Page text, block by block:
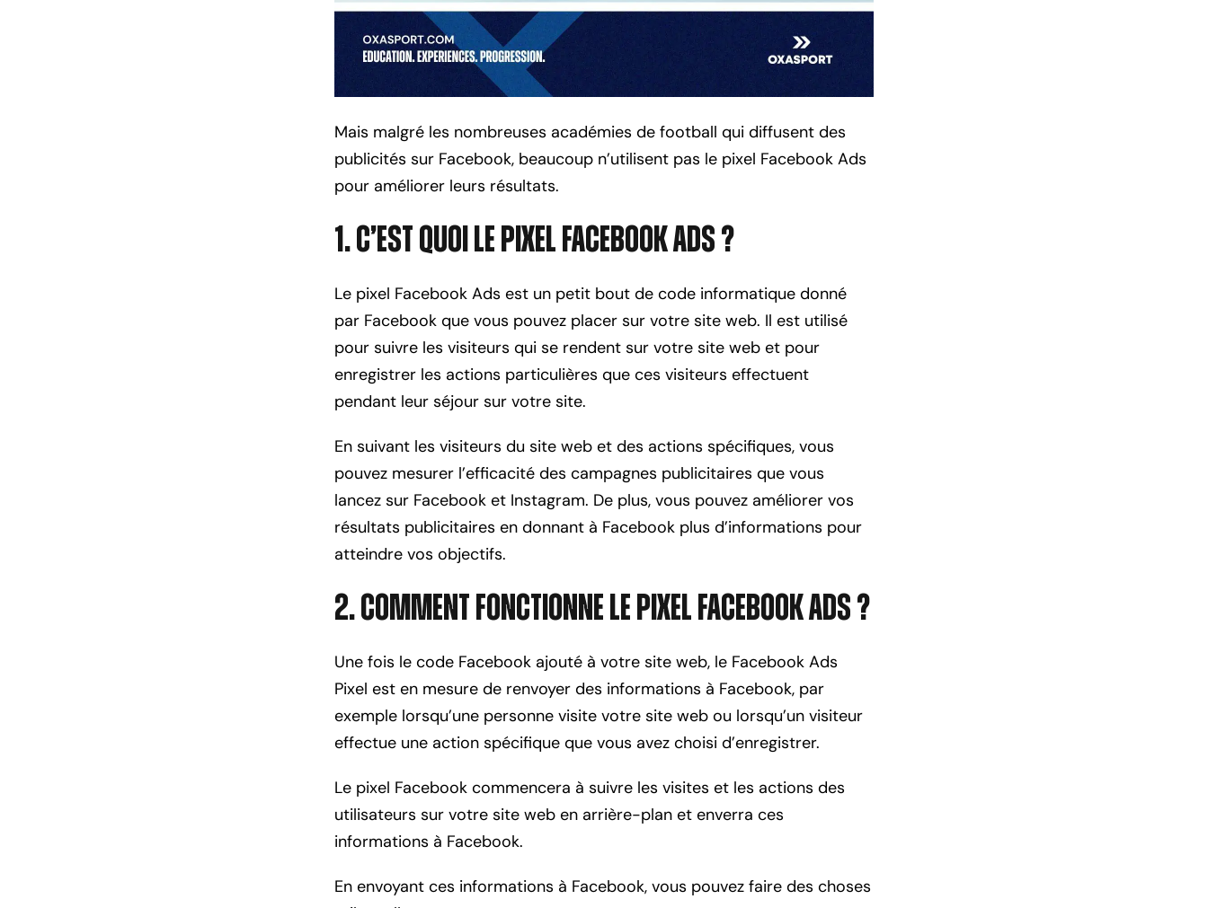
Mais malgré les nombreuses académies de football qui diffusent des
publicités sur Facebook, beaucoup n’utilisent pas le pixel Facebook Ads
pour améliorer leurs résultats.
1. C’est quoi le pixel Facebook Ads ?
Le pixel Facebook Ads est un petit bout de code informatique donné
par Facebook que vous pouvez placer sur votre site web. Il est utilisé
pour suivre les visiteurs qui se rendent sur votre site web et pour
enregistrer les actions particulières que ces visiteurs effectuent
pendant leur séjour sur votre site.
En suivant les visiteurs du site web et des actions spécifiques, vous
pouvez mesurer l’efficacité des campagnes publicitaires que vous
lancez sur Facebook et Instagram. De plus, vous pouvez améliorer vos
résultats publicitaires en donnant à Facebook plus d’informations pour
atteindre vos objectifs.
2. Comment fonctionne le pixel Facebook Ads ?
Une fois le code Facebook ajouté à votre site web, le Facebook Ads
Pixel est en mesure de renvoyer des informations à Facebook, par
exemple lorsqu’une personne visite votre site web ou lorsqu’un visiteur
effectue une action spécifique que vous avez choisi d’enregistrer.
Le pixel Facebook commencera à suivre les visites et les actions des
utilisateurs sur votre site web en arrière-plan et enverra ces
informations à Facebook.
En envoyant ces informations à Facebook, vous pouvez faire des choses